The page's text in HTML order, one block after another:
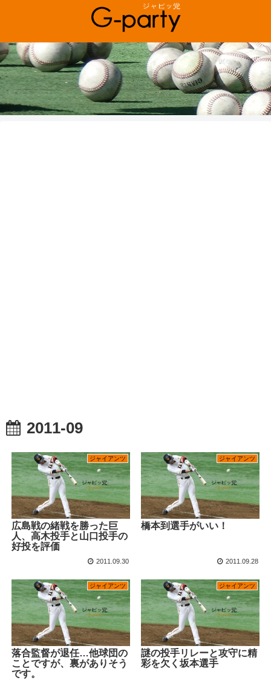
2011-09
ジャイアンツ
広島戦の緒戦を勝った巨
人、高木投手と山口投手の
好投を評価
2011.09.30
ジャイアンツ
橋本到選手がいい！
2011.09.28
ジャイアンツ
落合監督が退任…他球団の
ことですが、裏がありそう
です。
ジャイアンツ
謎の投手リレーと攻守に精
彩を欠く坂本選手